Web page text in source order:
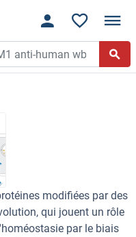
modifiées par des
qui jouent un rôle
par le biais